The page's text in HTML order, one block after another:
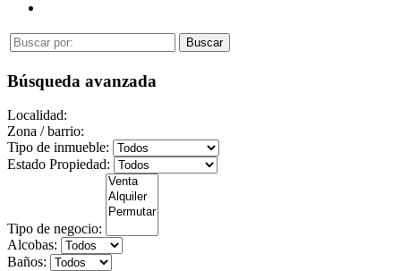
Búsqueda avanzada
Localidad:
Zona / barrio:
Tipo de inmueble:
Estado Propiedad:
Tipo de negocio:
Alcobas:
Baños: